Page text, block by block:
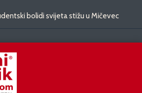
bolidi svijeta stižu u Mičevec
predstavlja Hince: novo poglavlje
stiže u Hrvatsku